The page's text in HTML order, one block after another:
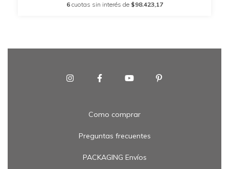
6 cuotas sin interés de $98.423,17
Como comprar
Preguntas frecuentes
PACKAGING Envíos